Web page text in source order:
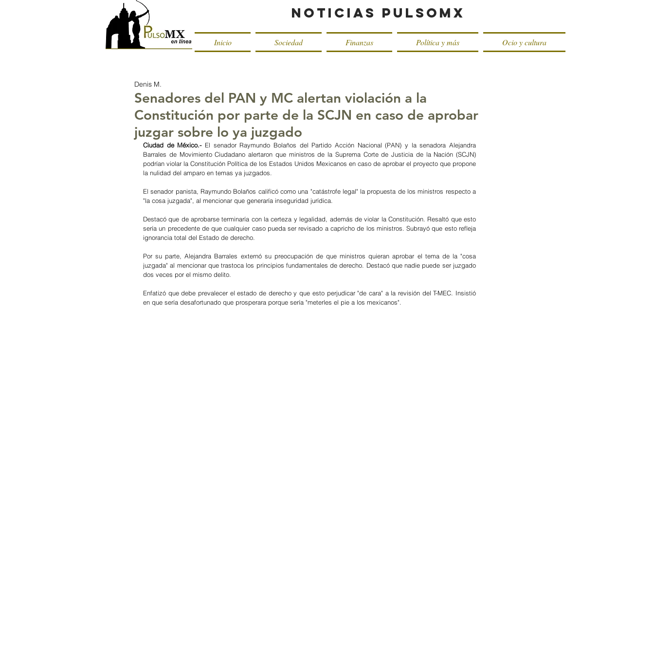
Noticias PulsoMX
Inicio Sociedad Finanzas Política y más Ocio y cultura
Senadores del PAN y MC alertan violación a la
Constitución por parte de la SCJN en caso de aprobar
juzgar sobre lo ya juzgado
Denis M.
Ciudad de México.- El senador Raymundo Bolaños del Partido Acción Nacional (PAN) y la senadora Alejandra
Barrales de Movimiento Ciudadano alertaron que ministros de la Suprema Corte de Justicia de la Nación (SCJN)
podrían violar la Constitución Política de los Estados Unidos Mexicanos en caso de aprobar el proyecto que propone
la nulidad del amparo en temas ya juzgados.
El senador panista, Raymundo Bolaños calificó como una "catástrofe legal" la propuesta de los ministros respecto a
"la cosa juzgada", al mencionar que generaría inseguridad jurídica.
Destacó que de aprobarse terminaría con la certeza y legalidad, además de violar la Constitución. Resaltó que esto
sería un precedente de que cualquier caso pueda ser revisado a capricho de los ministros. Subrayó que esto refleja
ignorancia total del Estado de derecho.
Por su parte, Alejandra Barrales externó su preocupación de que ministros quieran aprobar el tema de la "cosa
juzgada" al mencionar que trastoca los principios fundamentales de derecho. Destacó que nadie puede ser juzgado
dos veces por el mismo delito.
Enfatizó que debe prevalecer el estado de derecho y que esto perjudicar "de cara" a la revisión del T-MEC. Insistió
en que sería desafortunado que prosperara porque sería "meterles el pie a los mexicanos".